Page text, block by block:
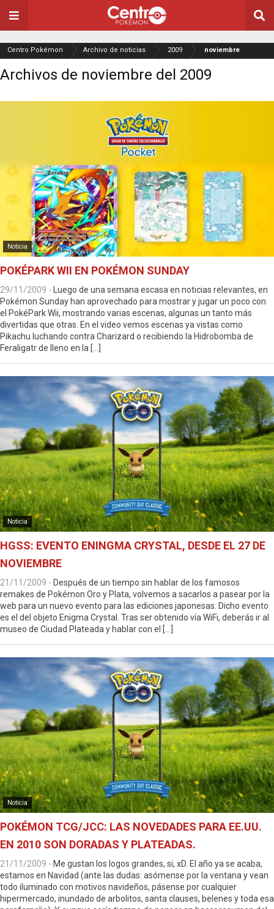
Centro Pokémon Archivo de noticias 2009 noviembre
Archivos de noviembre del 2009
Noticia
POKÉPARK WII EN POKÉMON SUNDAY
29/11/2009 -
Luego de una semana escasa en noticias relevantes, en
Pokémon Sunday han aprovechado para mostrar y jugar un poco con
el PokéPark Wii, mostrando varias escenas, algunas un tanto más
divertidas que otras. En el video vemos escenas ya vistas como
Pikachu luchando contra Charizard o recibiendo la Hidrobomba de
Feraligatr de lleno en la […]
Noticia
HGSS: EVENTO ENINGMA CRYSTAL, DESDE EL 27 DE
NOVIEMBRE
21/11/2009 - Después de un tiempo sin hablar de los famosos
remakes de Pokémon Oro y Plata, volvemos a sacarlos a pasear por la
web para un nuevo evento para las ediciones japonesas. Dicho evento
es el del objeto Enigma Crystal. Tras ser obtenido vía WiFi, deberás ir al
museo de Ciudad Plateada y hablar con el […]
Noticia
POKÉMON TCG/JCC: LAS NOVEDADES PARA EE.UU.
EN 2010 SON DORADAS Y PLATEADAS.
21/11/2009 - Me gustan los logos grandes, si, xD. El año ya se acaba,
estamos en Navidad (ante las dudas: asómense por la ventana y vean
todo iluminado con motivos navideños, pásense por cualquier
hipermercado, inundado de arbolitos, santa clauses, belenes y toda esa